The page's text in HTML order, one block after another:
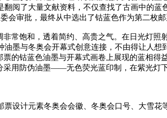
阅了大量文献资料，不仅查找了古画中的
会审批，最终从中选出了钴蓝色作为第二枚邮
饱和，透着简约、高贵之气。在日光灯照
墨与冬奥会开幕式创意连接，不由得让人
的钴蓝色油墨与开幕式画卷上展现的蓝相
用防伪油墨——无色荧光蓝印制，在紫光灯
计元素冬奥会会徽、冬奥会口号、大雪花